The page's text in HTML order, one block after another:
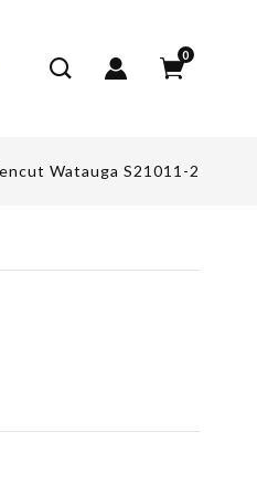
0
Watauga S21011-2